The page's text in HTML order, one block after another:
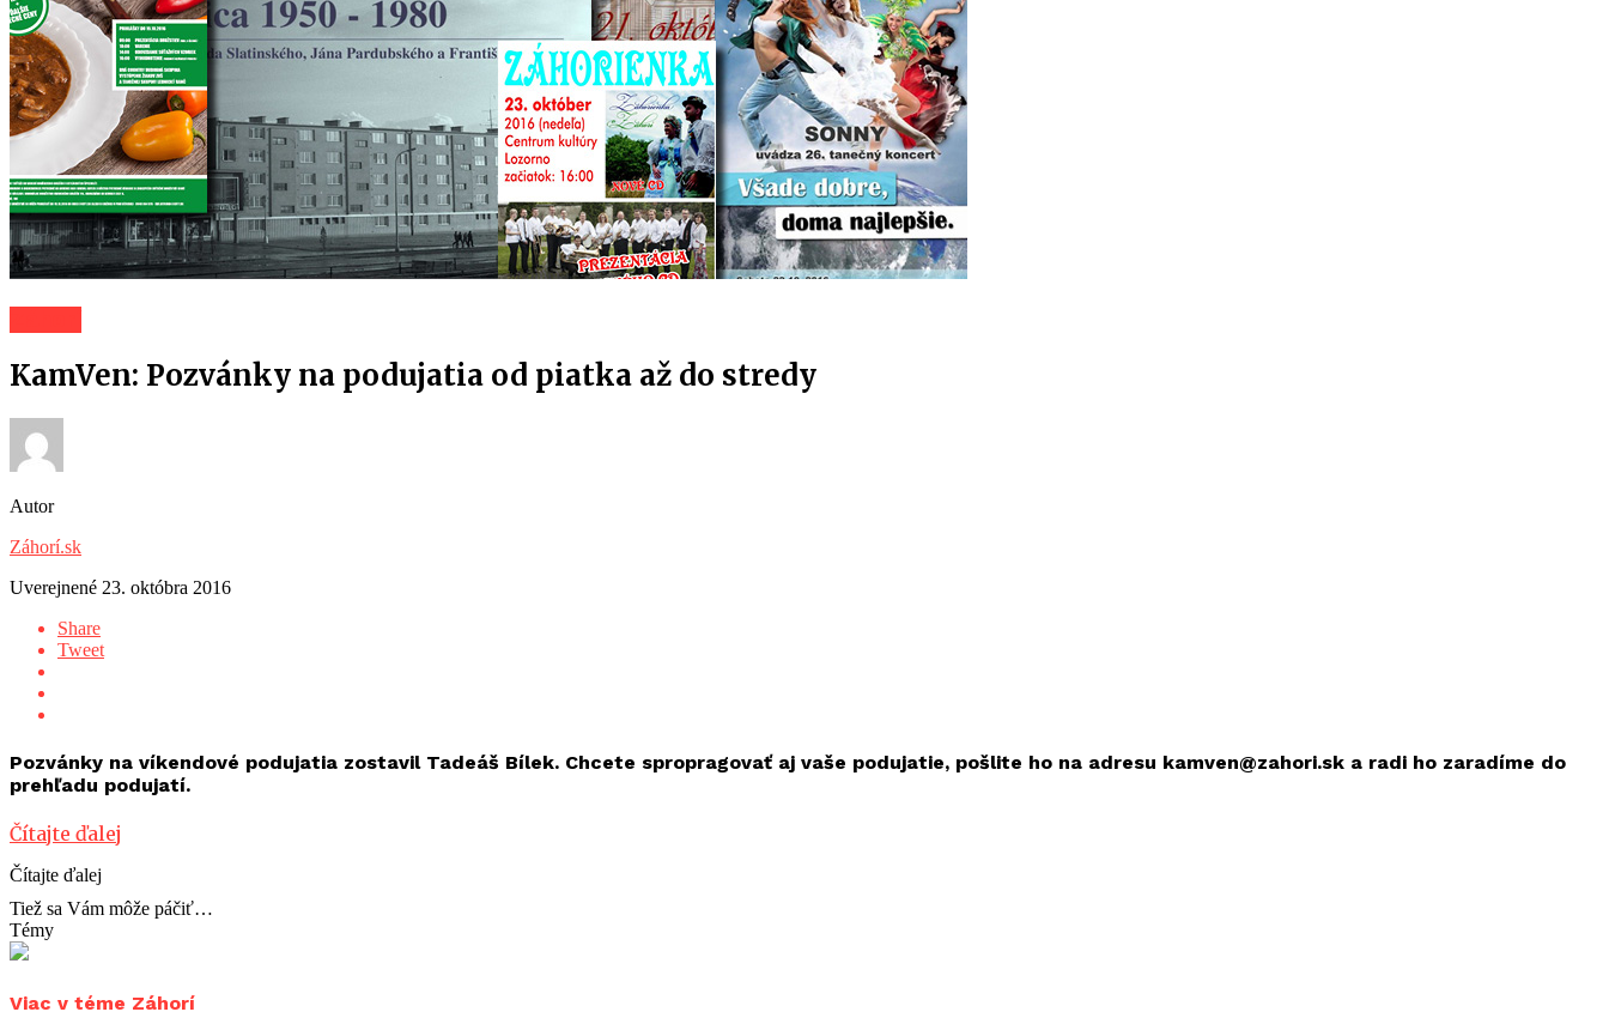
KamVen: Pozvánky na podujatia od piatka až do stredy
Autor
Záhorí.sk
Uverejnené 23. októbra 2016
Share
Tweet
Pozvánky na víkendové podujatia zostavil Tadeáš Bílek. Chcete spropragovať aj vaše podujatie, pošlite ho na adresu kamven@zahori.sk a radi ho zaradíme do
prehľadu podujatí.
Čítajte ďalej
Čítajte ďalej
Tiež sa Vám môže páčiť…
Témy
Viac v téme Záhorí